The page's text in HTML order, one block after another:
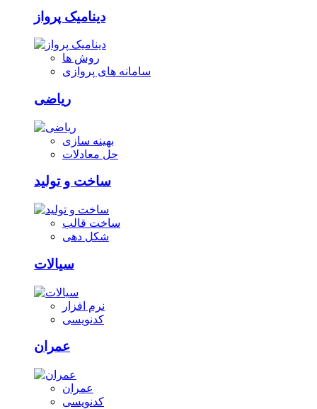
دینامیک پرواز
روش ها
سامانه های پروازی
ریاضی
بهینه سازی
حل معادلات
ساخت و تولید
ساخت قالب
شکل دهی
سیالات
نرم افزار
کدنویسی
عمران
عمران
کدنویسی